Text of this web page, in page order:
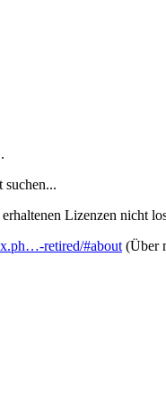
suchen...
Lizenzen nicht
retired/#about (Über